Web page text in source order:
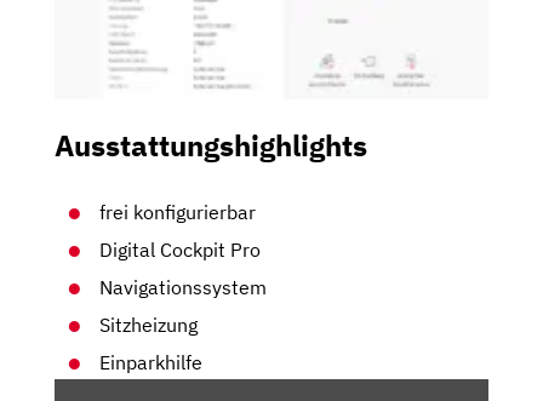
Ausstattungshighlights
frei konfigurierbar
Digital Cockpit Pro
Navigationssystem
Sitzheizung
Einparkhilfe